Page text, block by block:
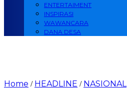
ENTERTAIMENT
INSPIRASI
WAWANCARA
DANA DESA
Home / HEADLINE / NASIONAL